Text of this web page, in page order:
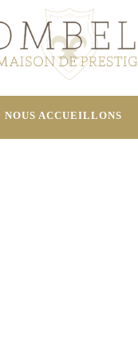
NOUS ACCUEILLONS